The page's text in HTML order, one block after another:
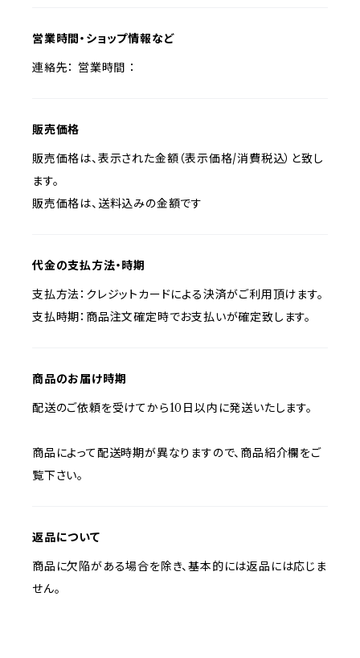
営業時間・ショップ情報など
連絡先： 営業時間 ：
販売価格
販売価格は、表示された金額（表示価格/消費税込）と致し
ます。
販売価格は、送料込みの金額です
代金の支払方法・時期
支払方法：クレジットカードによる決済がご利用頂けます。
支払時期：商品注文確定時でお支払いが確定致します。
商品のお届け時期
配送のご依頼を受けてから10日以内に発送いたします。
商品によって配送時期が異なりますので、商品紹介欄をご
覧下さい。
返品について
商品に欠陥がある場合を除き、基本的には返品には応じま
せん。